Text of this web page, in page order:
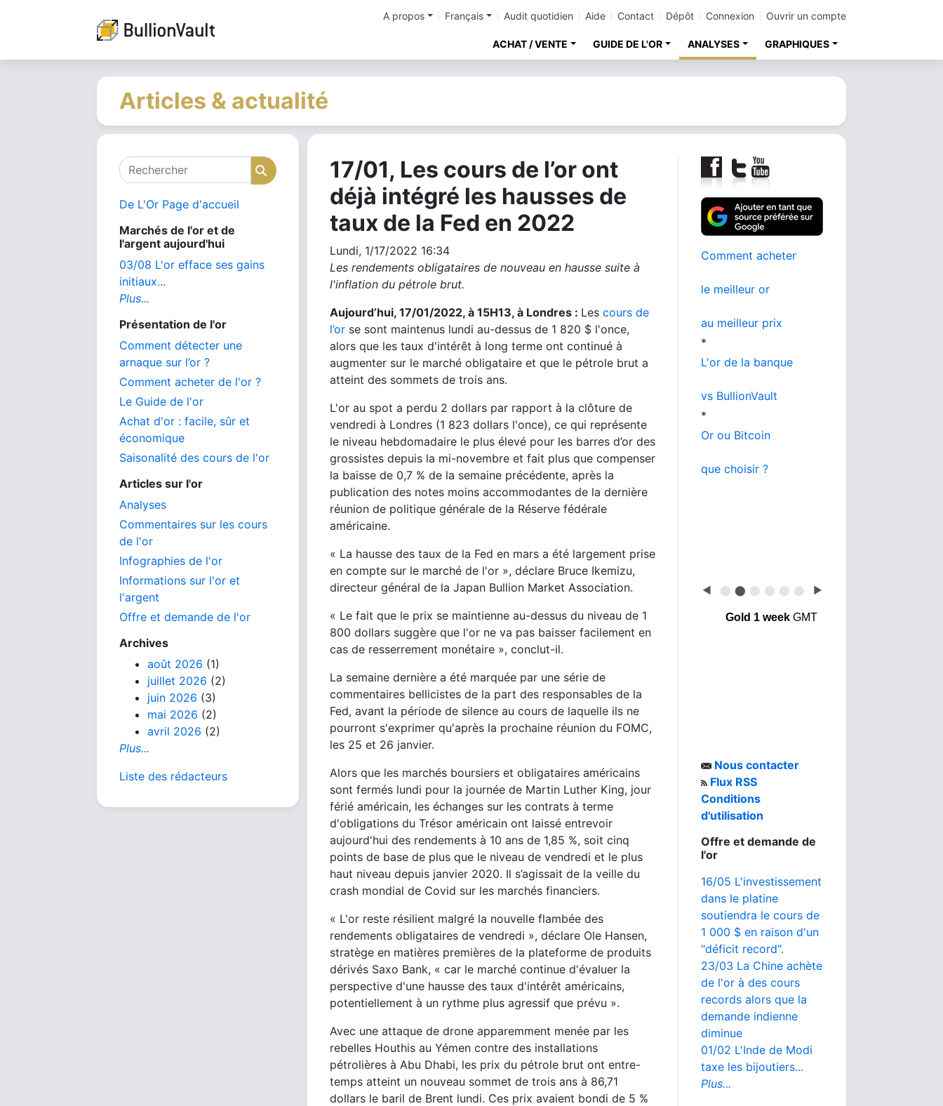
A propos Français Audit quotidien Aide Contact Dépôt Connexion Ouvrir un compte
ACHAT / VENTE GUIDE DE L'OR ANALYSES GRAPHIQUES
Articles & actualité
Rechercher Rechercher
De L'Or Page d'accueil
Marchés de l'or et de
l'argent aujourd'hui
03/08 L'or efface ses gains
initiaux...
Plus...
Présentation de l'or
Comment détecter une
arnaque sur l’or ?
Comment acheter de l'or ?
Le Guide de l'or
Achat d'or : facile, sûr et
économique
Saisonalité des cours de l'or
Articles sur l'or
Analyses
Commentaires sur les cours
de l'or
Infographies de l'or
Informations sur l'or et
l'argent
Offre et demande de l'or
Archives
août 2026 (1)
juillet 2026 (2)
juin 2026 (3)
mai 2026 (2)
avril 2026 (2)
Plus...
Liste des rédacteurs
17/01, Les cours de l’or ont
déjà intégré les hausses de
taux de la Fed en 2022
Lundi, 1/17/2022 16:34
Les rendements obligataires de nouveau en hausse suite à
l'inflation du pétrole brut.
Aujourd’hui, 17/01/2022, à 15H13, à Londres : Les cours de
l’or se sont maintenus lundi au-dessus de 1 820 $ l'once,
alors que les taux d'intérêt à long terme ont continué à
augmenter sur le marché obligataire et que le pétrole brut a
atteint des sommets de trois ans.
L'or au spot a perdu 2 dollars par rapport à la clôture de
vendredi à Londres (1 823 dollars l'once), ce qui représente
le niveau hebdomadaire le plus élevé pour les barres d’or des
grossistes depuis la mi-novembre et fait plus que compenser
la baisse de 0,7 % de la semaine précédente, après la
publication des notes moins accommodantes de la dernière
réunion de politique générale de la Réserve fédérale
américaine.
« La hausse des taux de la Fed en mars a été largement prise
en compte sur le marché de l'or », déclare Bruce Ikemizu,
directeur général de la Japan Bullion Market Association.
« Le fait que le prix se maintienne au-dessus du niveau de 1
800 dollars suggère que l'or ne va pas baisser facilement en
cas de resserrement monétaire », conclut-il.
La semaine dernière a été marquée par une série de
commentaires bellicistes de la part des responsables de la
Fed, avant la période de silence au cours de laquelle ils ne
pourront s'exprimer qu'après la prochaine réunion du FOMC,
les 25 et 26 janvier.
Alors que les marchés boursiers et obligataires américains
sont fermés lundi pour la journée de Martin Luther King, jour
férié américain, les échanges sur les contrats à terme
d'obligations du Trésor américain ont laissé entrevoir
aujourd'hui des rendements à 10 ans de 1,85 %, soit cinq
points de base de plus que le niveau de vendredi et le plus
haut niveau depuis janvier 2020. Il s’agissait de la veille du
crash mondial de Covid sur les marchés financiers.
« L'or reste résilient malgré la nouvelle flambée des
rendements obligataires de vendredi », déclare Ole Hansen,
stratège en matières premières de la plateforme de produits
dérivés Saxo Bank, « car le marché continue d'évaluer la
perspective d'une hausse des taux d'intérêt américains,
potentiellement à un rythme plus agressif que prévu ».
Avec une attaque de drone apparemment menée par les
rebelles Houthis au Yémen contre des installations
pétrolières à Abu Dhabi, les prix du pétrole brut ont entre-
temps atteint un nouveau sommet de trois ans à 86,71
dollars le baril de Brent lundi. Ces prix avaient bondi de 5 %
Comment acheter
le meilleur or
au meilleur prix
*
L'or de la banque
vs BullionVault
*
Or ou Bitcoin
que choisir ?
◀ ⬤ ⬤ ⬤ ⬤ ⬤ ⬤ ▶
Gold 1 weekGMT
Nous contacter
Flux RSS
Conditions
d'utilisation
Offre et demande de
l'or
16/05 L'investissement
dans le platine
soutiendra le cours de
1 000 $ en raison d'un
"déficit record".
23/03 La Chine achète
de l'or à des cours
records alors que la
demande indienne
diminue
01/02 L'Inde de Modi
taxe les bijoutiers...
Plus...